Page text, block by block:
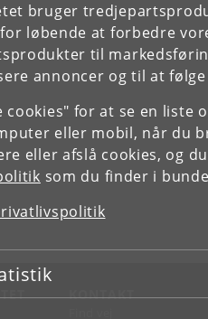
bruger
løbende at forbedre
til
annoncer og til at
cookies" for at se en liste
eller mobil, når du
eller afslå cookies, og
som du finder i
eller afslå
KONTAKT